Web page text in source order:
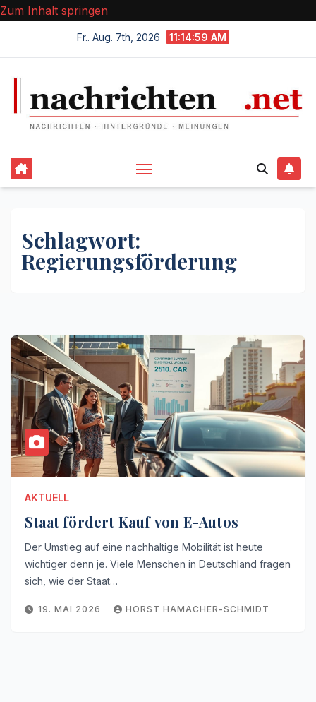
Zum Inhalt springen
Fr.. Aug. 7th, 2026 11:14:59 AM
Schlagwort:
Regierungsförderung
AKTUELL
Staat fördert Kauf von E-Autos
Der Umstieg auf eine nachhaltige Mobilität ist heute
wichtiger denn je. Viele Menschen in Deutschland fragen
sich, wie der Staat…
19. MAI 2026 HORST HAMACHER-SCHMIDT